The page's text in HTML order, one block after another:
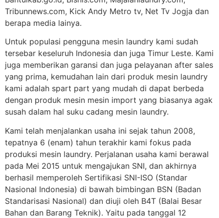
Tribunnews.com, Kick Andy Metro tv, Net Tv Jogja dan
berapa media lainya.
Untuk populasi pengguna mesin laundry kami sudah
tersebar keseluruh Indonesia dan juga Timur Leste. Kami
juga memberikan garansi dan juga pelayanan after sales
yang prima, kemudahan lain dari produk mesin laundry
kami adalah spart part yang mudah di dapat berbeda
dengan produk mesin mesin import yang biasanya agak
susah dalam hal suku cadang mesin laundry.
Kami telah menjalankan usaha ini sejak tahun 2008,
tepatnya 6 (enam) tahun terakhir kami fokus pada
produksi mesin laundry. Perjalanan usaha kami berawal
pada Mei 2015 untuk mengajukan SNI, dan akhirnya
berhasil memperoleh Sertifikasi SNI-ISO (Standar
Nasional Indonesia) di bawah bimbingan BSN (Badan
Standarisasi Nasional) dan diuji oleh B4T (Balai Besar
Bahan dan Barang Teknik). Yaitu pada tanggal 12